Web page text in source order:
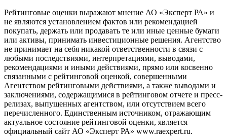
Рейтинговые оценки выражают мнение АО «Эксперт РА» и
не являются установлением фактов или рекомендацией
покупать, держать или продавать те или иные ценные бумаги
или активы, принимать инвестиционные решения. Агентство
не принимает на себя никакой ответственности в связи с
любыми последствиями, интерпретациями, выводами,
рекомендациями и иными действиями, прямо или косвенно
связанными с рейтинговой оценкой, совершенными
Агентством рейтинговыми действиями, а также выводами и
заключениями, содержащимися в рейтинговом отчете и пресс-
релизах, выпущенных агентством, или отсутствием всего
перечисленного. Единственным источником, отражающим
актуальное состояние рейтинговой оценки, является
официальный сайт АО «Эксперт РА» www.raexpert.ru.